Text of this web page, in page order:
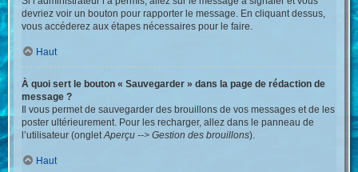
devriez voir un bouton pour rapporter le message. En cliquant dessus,
vous accéderez aux étapes nécessaires pour le faire.
Haut
À quoi sert le bouton « Sauvegarder » dans la page de rédaction de
message ?
Il vous permet de sauvegarder des brouillons de vos messages et de les
poster ultérieurement. Pour les recharger, allez dans le panneau de
l’utilisateur (ongletAperçu --> Gestion des brouillons).
Haut